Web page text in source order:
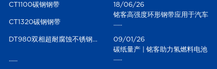
CT1100碳钢钢带
CT1320碳钢钢带
DT980双相超耐腐蚀不锈钢钢带
......
18/06/26
铭客高强度环形钢带应用于汽车
风洞测试
......
09/01/26
碳纸量产 | 铭客助力氢燃料电池
碳纸实现“连续化”跨越
......